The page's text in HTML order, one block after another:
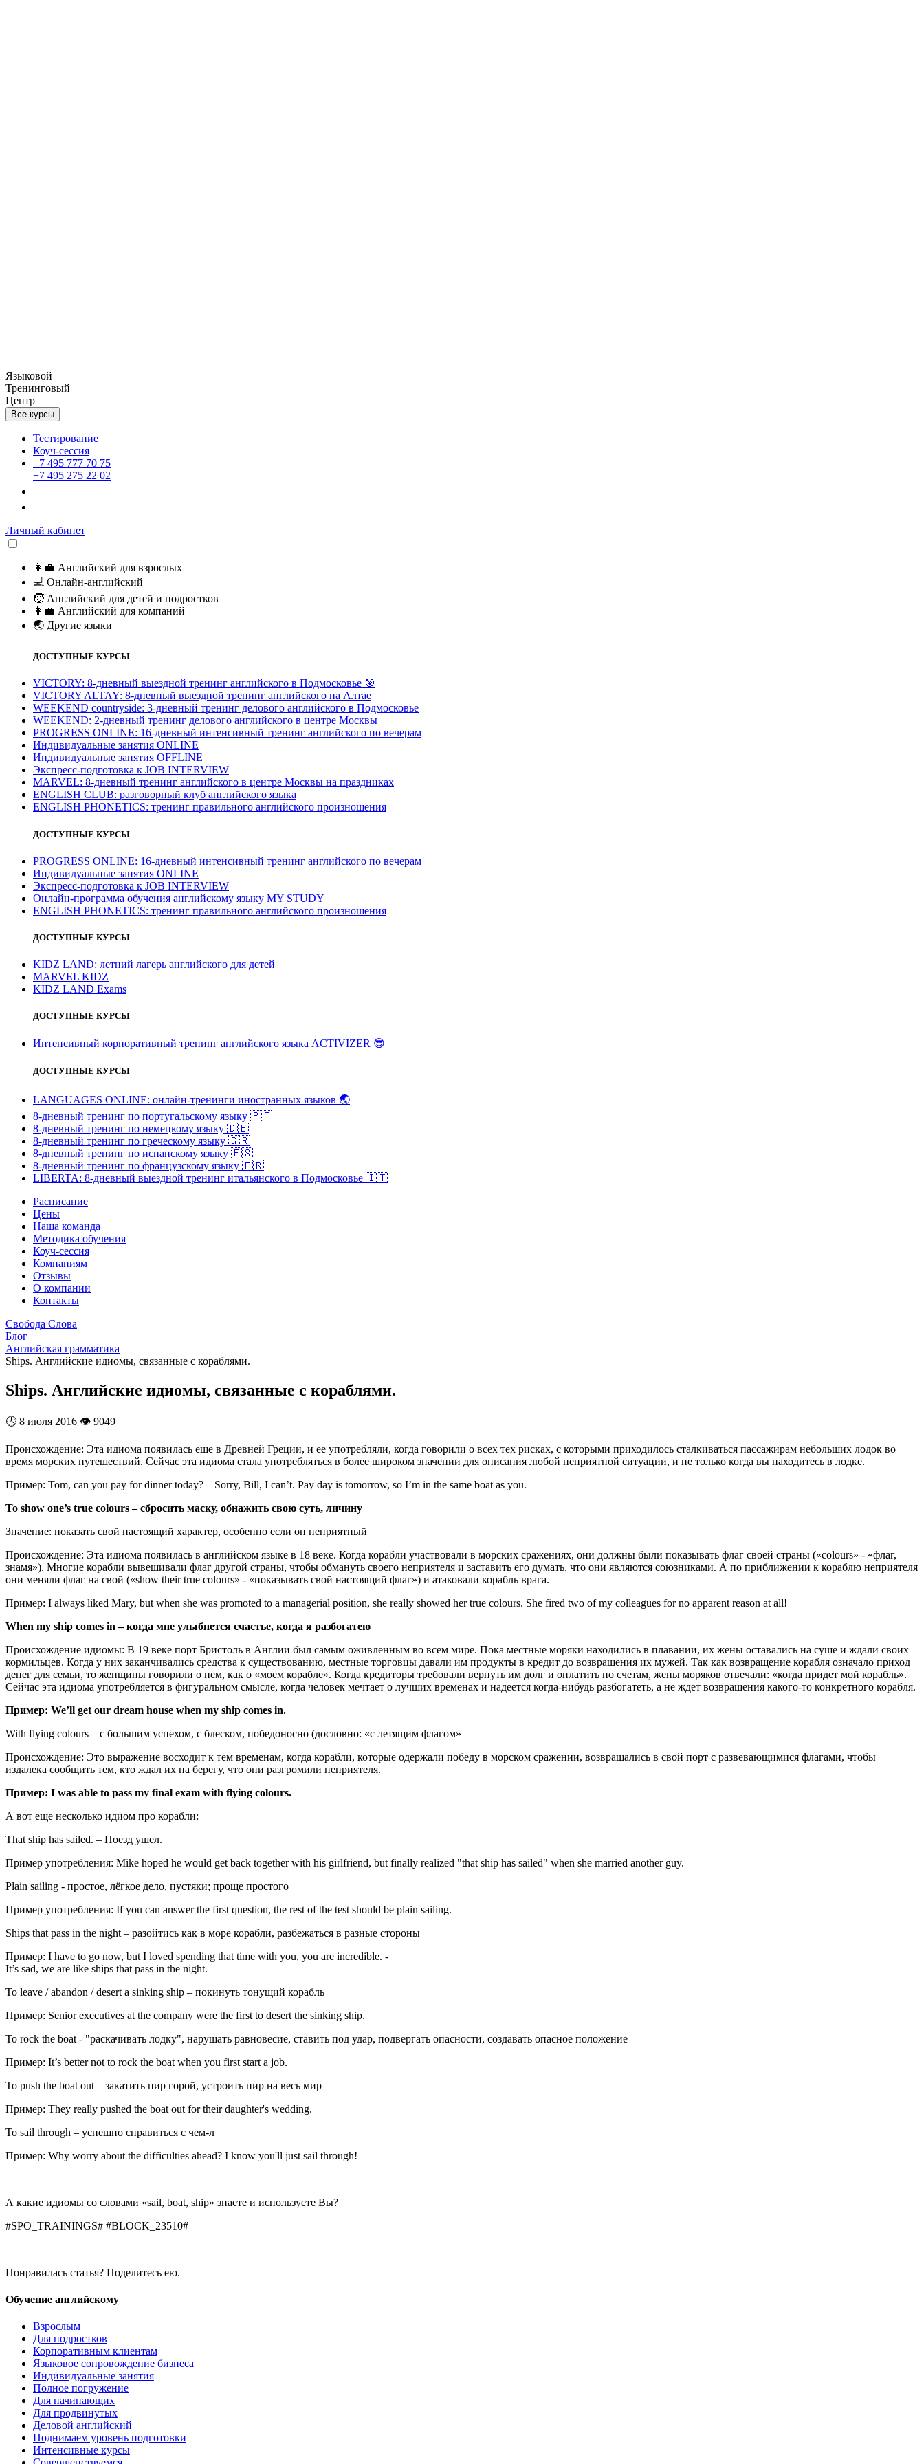
Языковой
Тренинговый
Центр
Все курсы
Тестирование
Коуч-сессия
+7 495 777 70 75
+7 495 275 22 02
Личный кабинет
👩‍💼 Английский для взрослых
💻 Онлайн-английский
🧒 Английский для детей и подростков
👩‍💼 Английский для компаний
🌏 Другие языки
ДОСТУПНЫЕ КУРСЫ
VICTORY: 8-дневный выездной тренинг английского в Подмосковье 🎯
VICTORY ALTAY: 8-дневный выездной тренинг английского на Алтае
WEEKEND countryside: 3-дневный тренинг делового английского в Подмосковье
WEEKEND: 2-дневный тренинг делового английского в центре Москвы
PROGRESS ONLINE: 16-дневный интенсивный тренинг английского по вечерам
Индивидуальные занятия ONLINE
Индивидуальные занятия OFFLINE
Экспресс-подготовка к JOB INTERVIEW
МARVEL: 8-дневный тренинг английского в центре Москвы на праздниках
ENGLISH CLUB: разговорный клуб английского языка
ENGLISH PHONETICS: тренинг правильного английского произношения
ДОСТУПНЫЕ КУРСЫ
PROGRESS ONLINE: 16-дневный интенсивный тренинг английского по вечерам
Индивидуальные занятия ONLINE
Экспресс-подготовка к JOB INTERVIEW
Онлайн-программа обучения английскому языку MY STUDY
ENGLISH PHONETICS: тренинг правильного английского произношения
ДОСТУПНЫЕ КУРСЫ
KIDZ LAND: летний лагерь английского для детей
MARVEL KIDZ
KIDZ LAND Exams
ДОСТУПНЫЕ КУРСЫ
Интенсивный корпоративный тренинг английского языка ACTIVIZER 😎
ДОСТУПНЫЕ КУРСЫ
LANGUAGES ONLINE: онлайн-тренинги иностранных языков 🌏
8-дневный тренинг по португальскому языку 🇵🇹
8-дневный тренинг по немецкому языку 🇩🇪
8-дневный тренинг по греческому языку 🇬🇷
8-дневный тренинг по испанскому языку 🇪🇸
8-дневный тренинг по французскому языку 🇫🇷
LIBERTA: 8-дневный выездной тренинг итальянского в Подмосковье 🇮🇹
Расписание
Цены
Наша команда
Методика обучения
Коуч-сессия
Компаниям
Отзывы
О компании
Контакты
Свобода Слова
Блог
Английская грамматика
Ships. Английские идиомы, связанные с кораблями.
Ships. Английские идиомы, связанные с кораблями.
🕓 8 июля 2016 👁️ 9049
Происхождение: Эта идиома появилась еще в Древней Греции, и ее употребляли, когда говорили о всех тех рисках, с которыми приходилось сталкиваться пассажирам небольших лодок во
время морских путешествий. Сейчас эта идиома стала употребляться в более широком значении для описания любой неприятной ситуации, и не только когда вы находитесь в лодке.
Пример: Tom, can you pay for dinner today? – Sorry, Bill, I can’t. Pay day is tomorrow, so I’m in the same boat as you.
To show one’s true colours – сбросить маску, обнажить свою суть, личину
Значение: показать свой настоящий характер, особенно если он неприятный
Происхождение: Эта идиома появилась в английском языке в 18 веке. Когда корабли участвовали в морских сражениях, они должны были показывать флаг своей страны («colours» - «флаг,
знамя»). Многие корабли вывешивали флаг другой страны, чтобы обмануть своего неприятеля и заставить его думать, что они являются союзниками. А по приближении к кораблю неприятеля
они меняли флаг на свой («show their true colours» - «показывать свой настоящий флаг») и атаковали корабль врага.
Пример: I always liked Mary, but when she was promoted to a managerial position, she really showed her true colours. She fired two of my colleagues for no apparent reason at all!
When my ship comes in – когда мне улыбнется счастье, когда я разбогатею
Происхождение идиомы: В 19 веке порт Бристоль в Англии был самым оживленным во всем мире. Пока местные моряки находились в плавании, их жены оставались на суше и ждали своих
кормильцев. Когда у них заканчивались средства к существованию, местные торговцы давали им продукты в кредит до возвращения их мужей. Так как возвращение корабля означало приход
денег для семьи, то женщины говорили о нем, как о «моем корабле». Когда кредиторы требовали вернуть им долг и оплатить по счетам, жены моряков отвечали: «когда придет мой корабль».
Сейчас эта идиома употребляется в фигуральном смысле, когда человек мечтает о лучших временах и надеется когда-нибудь разбогатеть, а не ждет возвращения какого-то конкретного корабля.
Пример: We’ll get our dream house when my ship comes in.
With flying colours – с большим успехом, с блеском, победоносно (дословно: «с летящим флагом»
Происхождение: Это выражение восходит к тем временам, когда корабли, которые одержали победу в морском сражении, возвращались в свой порт с развевающимися флагами, чтобы
издалека сообщить тем, кто ждал их на берегу, что они разгромили неприятеля.
Пример: I was able to pass my final exam with flying colours.
А вот еще несколько идиом про корабли:
That ship has sailed. – Поезд ушел.
Пример употребления: Mike hoped he would get back together with his girlfriend, but finally realized "that ship has sailed" when she married another guy.
Plain sailing - простое, лёгкое дело, пустяки; проще простого
Пример употребления: If you can answer the first question, the rest of the test should be plain sailing.
Ships that pass in the night – разойтись как в море корабли, разбежаться в разные стороны
Пример: I have to go now, but I loved spending that time with you, you are incredible. -
It’s sad, we are like ships that pass in the night.
To leave / abandon / desert a sinking ship – покинуть тонущий корабль
Пример: Senior executives at the company were the first to desert the sinking ship.
To rock the boat - "раскачивать лодку", нарушать равновесие, ставить под удар, подвергать опасности, создавать опасное положение
Пример: It’s better not to rock the boat when you first start a job.
To push the boat out – закатить пир горой, устроить пир на весь мир
Пример: They really pushed the boat out for their daughter's wedding.
To sail through – успешно справиться с чем-л
Пример: Why worry about the difficulties ahead? I know you'll just sail through!
А какие идиомы со словами «sail, boat, ship» знаете и используете Вы?
#SPO_TRAININGS# #BLOCK_23510#
Понравилась статья? Поделитесь ею.
Обучение английскому
Взрослым
Для подростков
Корпоративным клиентам
Языковое сопровождение бизнеса
Индивидуальные занятия
Полное погружение
Для начинающих
Для продвинутых
Деловой английский
Поднимаем уровень подготовки
Интенсивные курсы